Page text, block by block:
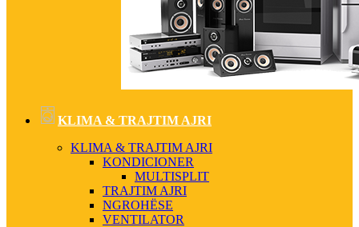
KLIMA & TRAJTIM AJRI
KLIMA & TRAJTIM AJRI
KONDICIONER
MULTISPLIT
TRAJTIM AJRI
NGROHËSE
VENTILATOR